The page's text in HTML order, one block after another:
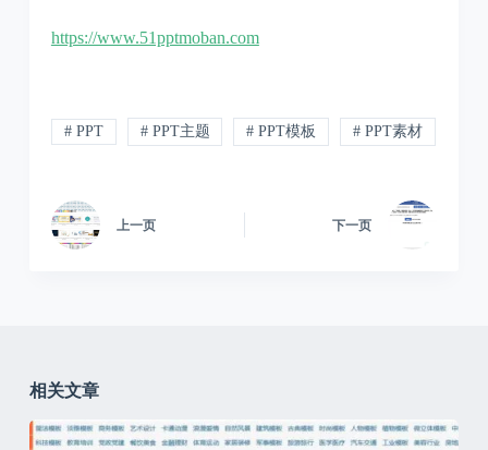
https://www.51pptmoban.com
# PPT # PPT主题 # PPT模板 # PPT素材
上一页 下一页
相关文章